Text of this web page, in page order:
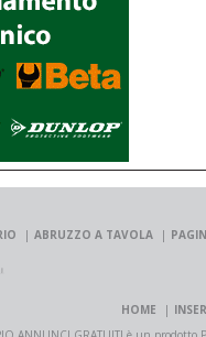
ABRUZZO A TAVOLA
HOME